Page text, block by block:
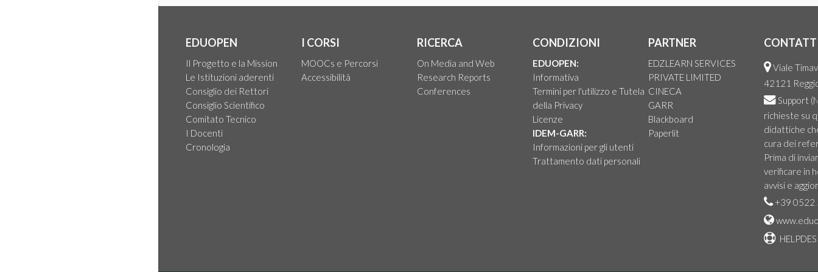
EDUOPEN
Il Progetto e la Mission
Le Istituzioni aderenti
Consiglio dei Rettori
Consiglio Scientifico
Comitato Tecnico
I Docenti
Cronologia
I CORSI
MOOCs e Percorsi
Accessibilità
RICERCA
On Media and Web
Research Reports
Conferences
CONDIZIONI
EDUOPEN:
Informativa
Termini per l'utilizzo e Tutela
della Privacy
Licenze
IDEM-GARR:
Informazioni per gli utenti
Trattamento dati personali
PARTNER
EDZLEARN SERVICES
PRIVATE LIMITED
CINECA
GARR
Blackboard
Paperlit
Viale
42121
Support
richieste su
didattiche
cura dei
Prima di
verificare in
avvisi e
+39 0522